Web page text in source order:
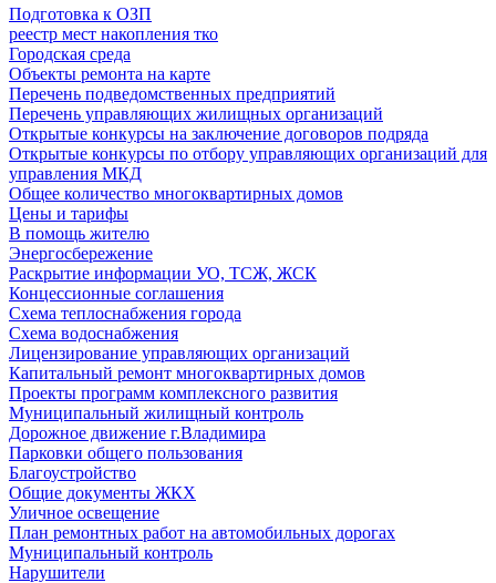
Подготовка к ОЗП
реестр мест накопления тко
Городская среда
Объекты ремонта на карте
Перечень подведомственных предприятий
Перечень управляющих жилищных организаций
Открытые конкурсы на заключение договоров подряда
Открытые конкурсы по отбору управляющих организаций для
управления МКД
Общее количество многоквартирных домов
Цены и тарифы
В помощь жителю
Энергосбережение
Раскрытие информации УО, ТСЖ, ЖСК
Концессионные соглашения
Схема теплоснабжения города
Схема водоснабжения
Лицензирование управляющих организаций
Капитальный ремонт многоквартирных домов
Проекты программ комплексного развития
Муниципальный жилищный контроль
Дорожное движение г.Владимира
Парковки общего пользования
Благоустройство
Общие документы ЖКХ
Уличное освещение
План ремонтных работ на автомобильных дорогах
Муниципальный контроль
Нарушители